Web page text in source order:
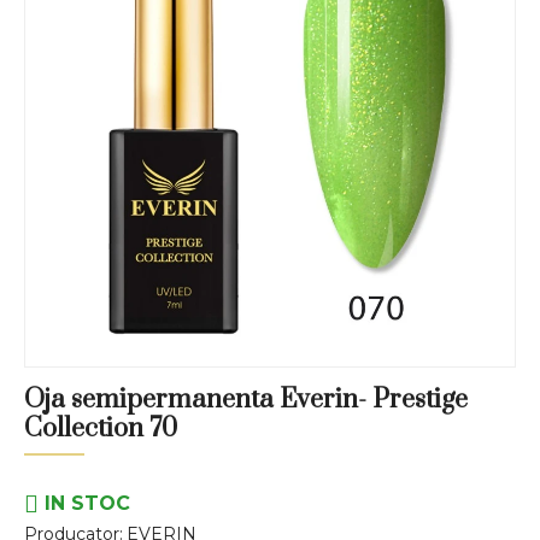
Oja semipermanenta Everin- Prestige
Collection 70
IN STOC
Producator: EVERIN